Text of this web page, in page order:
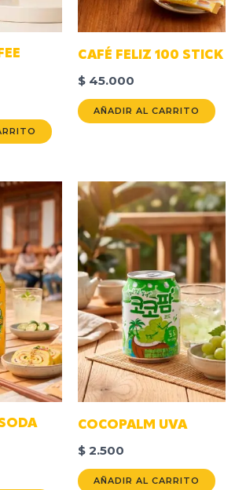
CAFÉ FELIZ 100 STICK
$ 45.000
AÑADIR AL CARRITO
COCOPALM UVA
$ 2.500
AÑADIR AL CARRITO